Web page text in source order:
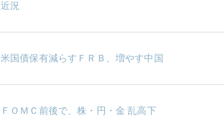
近況
米国債保有減らすＦＲＢ、増やす中国
ＦＯＭＣ前後で、株・円・金 乱高下